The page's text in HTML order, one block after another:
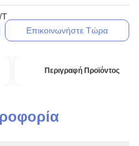
T
Επικοινωνήστε Τώρα
Περιγραφή Προϊόντος